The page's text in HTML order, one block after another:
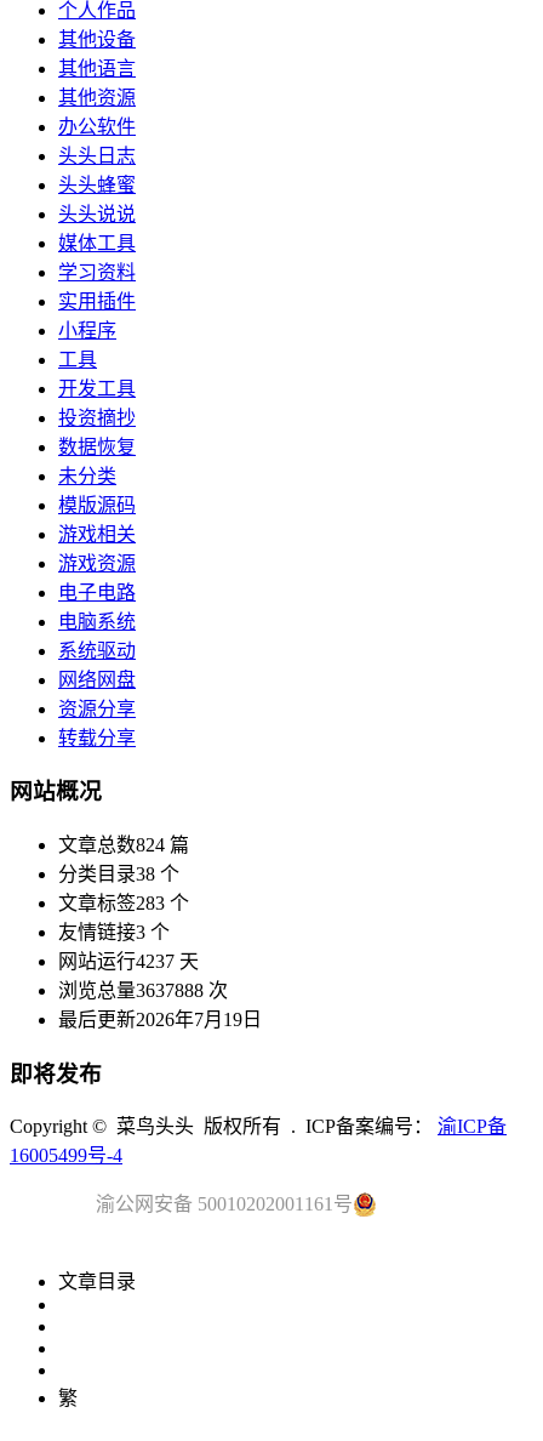
个人作品
其他设备
其他语言
其他资源
办公软件
头头日志
头头蜂蜜
头头说说
媒体工具
学习资料
实用插件
小程序
工具
开发工具
投资摘抄
数据恢复
未分类
模版源码
游戏相关
游戏资源
电子电路
电脑系统
系统驱动
网络网盘
资源分享
转载分享
网站概况
文章总数824 篇
分类目录38 个
文章标签283 个
友情链接3 个
网站运行4237 天
浏览总量3637888 次
最后更新2026年7月19日
即将发布
Copyright © 菜鸟头头 版权所有 . ICP备案编号： 渝ICP备
16005499号-4
渝公网安备 50010202001161号
文章目录
繁